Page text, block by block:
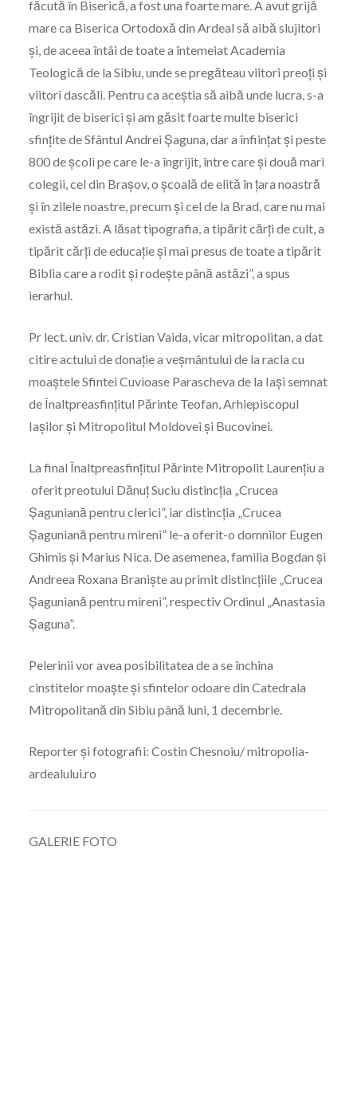
făcută în Biserică, a fost una foarte mare. A avut grijă
mare ca Biserica Ortodoxă din Ardeal să aibă slujitori
şi, de aceea întâi de toate a întemeiat Academia
Teologică de la Sibiu, unde se pregăteau viitori preoţi şi
viitori dascăli. Pentru ca aceştia să aibă unde lucra, s-a
îngrijit de biserici şi am găsit foarte multe biserici
sfinţite de Sfântul Andrei Şaguna, dar a înfiinţat şi peste
800 de şcoli pe care le-a îngrijit, între care şi două mari
colegii, cel din Braşov, o şcoală de elită în ţara noastră
şi în zilele noastre, precum şi cel de la Brad, care nu mai
există astăzi. A lăsat tipografia, a tipărit cărţi de cult, a
tipărit cărţi de educaţie şi mai presus de toate a tipărit
Biblia care a rodit şi rodeşte până astăzi”, a spus
ierarhul.
Pr lect. univ. dr. Cristian Vaida, vicar mitropolitan, a dat
citire actului de donație a veșmântului de la racla cu
moaştele Sfintei Cuvioase Parascheva de la Iași semnat
de Înaltpreasfințitul Părinte Teofan, Arhiepiscopul
Iașilor și Mitropolitul Moldovei și Bucovinei.
La final Înaltpreasfinţitul Părinte Mitropolit Laurenţiu a
oferit preotului Dănuț Suciu distincţia „Crucea
Șaguniană pentru clerici”, iar distincţia „Crucea
Șaguniană pentru mireni” le-a oferit-o domnilor Eugen
Ghimis și Marius Nica. De asemenea, familia Bogdan și
⁠Andreea Roxana Braniște au primit distincţiile „Crucea
Șaguniană pentru mireni”, respectiv Ordinul „Anastasia
Șaguna”.
Pelerinii vor avea posibilitatea de a se închina
cinstitelor moaște și sfintelor odoare din Catedrala
Mitropolitană din Sibiu până luni, 1 decembrie.
Reporter și fotografii: Costin Chesnoiu/ mitropolia-
ardealului.ro
GALERIE FOTO